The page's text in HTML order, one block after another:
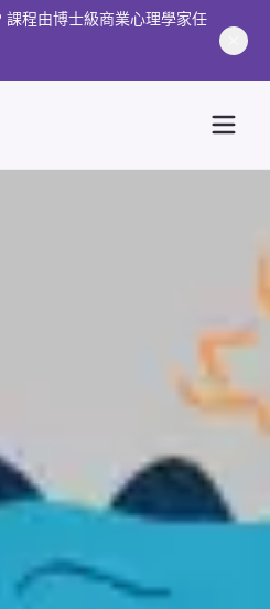
程由博士級商業心理學家任